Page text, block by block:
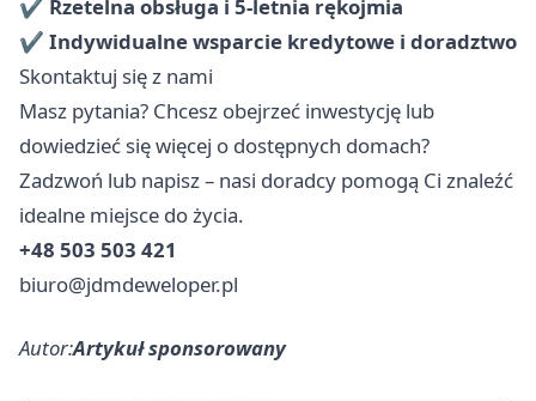
✔ Rzetelna obsługa i 5-letnia rękojmia
✔ Indywidualne wsparcie kredytowe i doradztwo
Skontaktuj się z nami
Masz pytania? Chcesz obejrzeć inwestycję lub
dowiedzieć się więcej o dostępnych domach?
Zadzwoń lub napisz – nasi doradcy pomogą Ci znaleźć
idealne miejsce do życia.
+48 503 503 421
biuro@jdmdeweloper.pl
Autor:Artykuł sponsorowany